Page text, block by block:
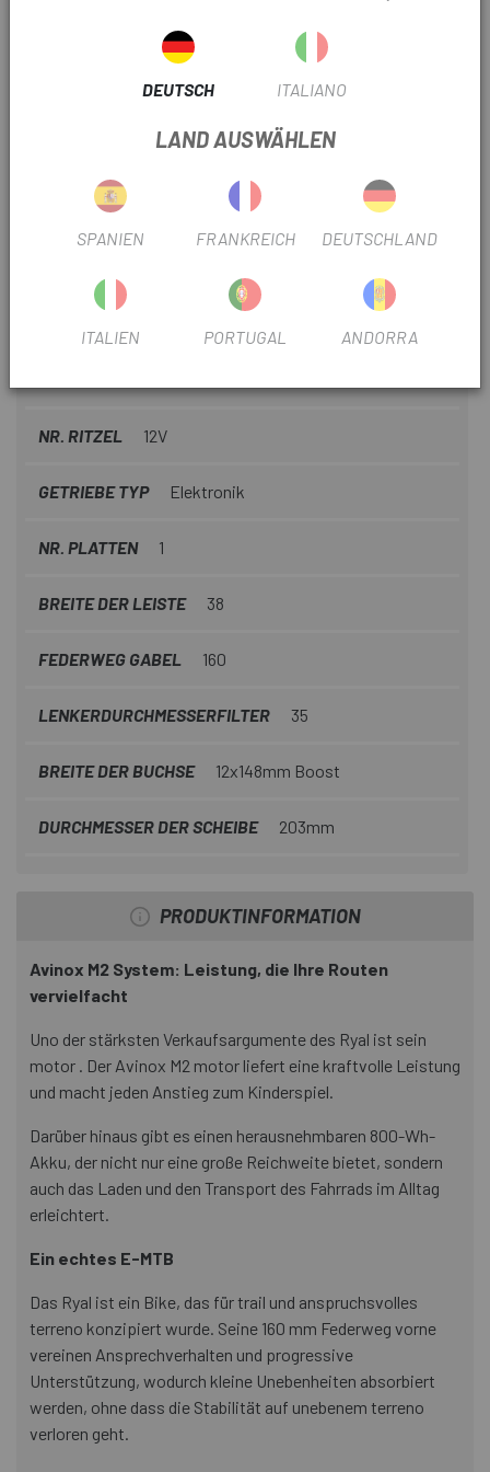
Race Face Era 35 x 800 x 20 mm
2027
MATERIAL
NR. RITZEL 12V
GETRIEBE TYP Elektronik
NR. PLATTEN 1
BREITE DER LEISTE 38
FEDERWEG GABEL 160
LENKERDURCHMESSERFILTER 35
BREITE DER BUCHSE 12x148mm Boost
DURCHMESSER DER SCHEIBE 203mm
PRODUKTINFORMATION
Avinox M2 System: Leistung, die Ihre Routen
vervielfacht
Uno der stärksten Verkaufsargumente des Ryal ist sein
motor . Der Avinox M2 motor liefert eine kraftvolle Leistung
und macht jeden Anstieg zum Kinderspiel.
Darüber hinaus gibt es einen herausnehmbaren 800-Wh-
Akku, der nicht nur eine große Reichweite bietet, sondern
auch das Laden und den Transport des Fahrrads im Alltag
erleichtert.
Ein echtes E-MTB
Das Ryal ist ein Bike, das für trail und anspruchsvolles
terreno konzipiert wurde. Seine 160 mm Federweg vorne
vereinen Ansprechverhalten und progressive
Unterstützung, wodurch kleine Unebenheiten absorbiert
werden, ohne dass die Stabilität auf unebenem terreno
verloren geht.
DEUTSCH ITALIANO
LAND AUSWÄHLEN
SPANIEN FRANKREICH DEUTSCHLAND
ITALIEN PORTUGAL ANDORRA